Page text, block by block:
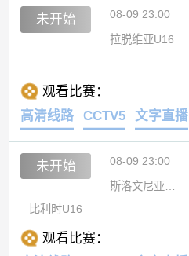
未开始 08-09 23:00
拉脱维亚U16
观看比赛：
高清线路
CCTV5 文字直播
未开始 08-09 23:00
比利时U16
观看比赛：